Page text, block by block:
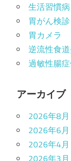
生活習慣病
胃がん検診
胃カメラ
逆流性食
過敏性腸
アーカイブ
2026年8月
2026年6月
2026年4月